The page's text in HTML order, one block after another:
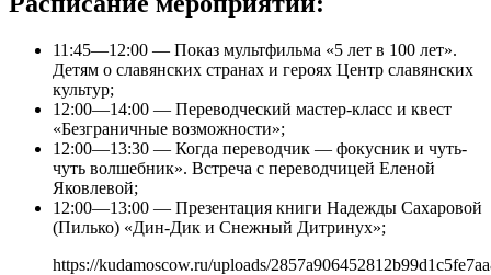
11:45—12:00 — Показ мультфильма «5 лет в 100 лет».
Детям о славянских странах и героях Центр славянских
культур;
12:00—14:00 — Переводческий мастер-класс и квест
«Безграничные возможности»;
12:00—13:30 — Когда переводчик — фокусник и чуть-
чуть волшебник». Встреча с переводчицей Еленой
Яковлевой;
12:00—13:00 — Презентация книги Надежды Сахаровой
(Пилько) «Дин-Дик и Снежный Дитринух»;
https://kudamoscow.ru/uploads/